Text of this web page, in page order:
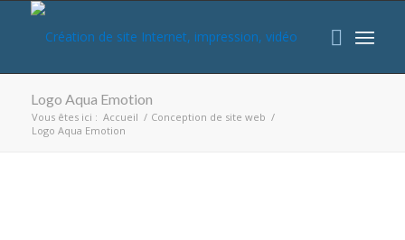
Logo Aqua Emotion
Vous êtes ici : Accueil / Conception de site web /
Logo Aqua Emotion